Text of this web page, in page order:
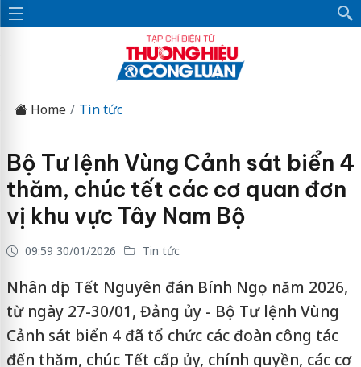
Home Tin tức
Bộ Tư lệnh Vùng Cảnh sát biển 4
thăm, chúc tết các cơ quan đơn
vị khu vực Tây Nam Bộ
09:59 30/01/2026 Tin tức
Nhân dịp Tết Nguyên đán Bính Ngọ năm 2026,
từ ngày 27-30/01, Đảng ủy - Bộ Tư lệnh Vùng
Cảnh sát biển 4 đã tổ chức các đoàn công tác
đến thăm, chúc Tết cấp ủy, chính quyền, các cơ